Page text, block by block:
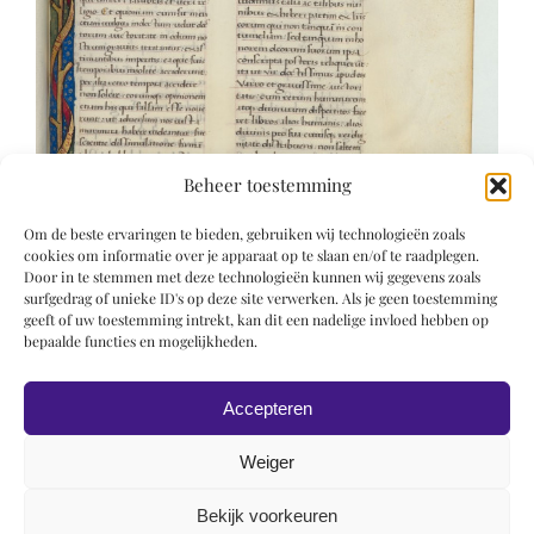
Beheer toestemming
Om de beste ervaringen te bieden, gebruiken wij technologieën zoals
cookies om informatie over je apparaat op te slaan en/of te raadplegen.
Door in te stemmen met deze technologieën kunnen wij gegevens zoals
surfgedrag of unieke ID's op deze site verwerken. Als je geen toestemming
geeft of uw toestemming intrekt, kan dit een nadelige invloed hebben op
bepaalde functies en mogelijkheden.
Accepteren
Weiger
Bekijk voorkeuren